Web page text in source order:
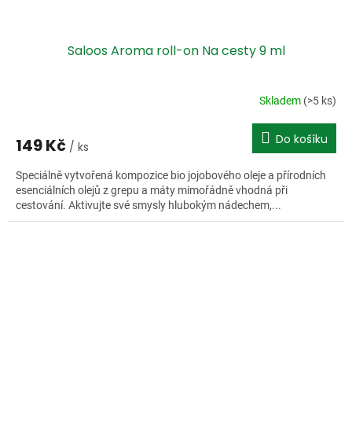
Saloos Aroma roll-on Na cesty 9 ml
Skladem (>5 ks)
149 Kč / ks Do košíku
Speciálně vytvořená kompozice bio jojobového oleje a přírodních
esenciálních olejů z grepu a máty mimořádně vhodná při
cestování. Aktivujte své smysly hlubokým nádechem,...